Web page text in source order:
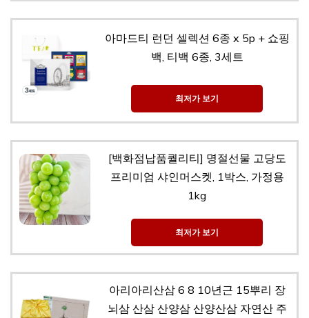
아마드티 런던 셀렉션 6종 x 5p + 쇼핑
백, 티백 6종, 3세트
최저가 보기
[백화점납품퀄리티] 명절선물 고당도
프리미엄 샤인머스켓, 1박스, 가정용
1kg
최저가 보기
아리아리산삼 6 8 10년근 15뿌리 장
뇌삼 산삼 산양삼 산양산삼 자연산 주